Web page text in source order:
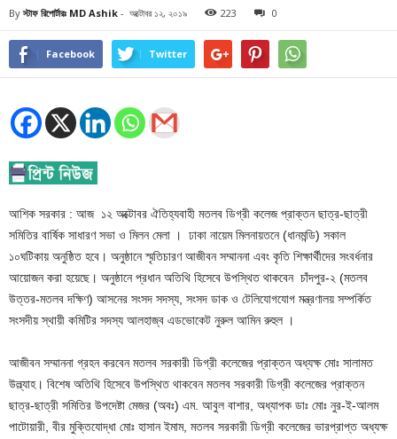
By স্টাফ রিপোর্টারঃ MD Ashik - অক্টোবর ১২, ২০১৯ 223 0
Facebook Twitter
আশিক সরকার : আজ ১২ অক্টোবর ঐতিহ্যবাহী মতলব ডিগ্রী কলেজ প্রাক্তন ছাত্র-ছাত্রী
সমিতির বার্ষিক সাধারণ সভা ও মিলন মেলা । ঢাকা নায়েম মিলনায়তনে (ধানমন্ডি) সকাল
১০ঘটিকায় অনুষ্ঠিত হবে। অনুষ্ঠানে স্মৃতিচারণ আজীবন সম্মাননা এবং কৃতি শিক্ষার্থীদের সংবর্ধনার
আয়োজন করা হয়েছে। অনুষ্ঠানে প্রধান অতিথি হিসেবে উপস্থিত থাকবেন চাঁদপুর-২ (মতলব
উত্তর-মতলব দক্ষিণ) আসনের সংসদ সদস্য, সংসদ ডাক ও টেলিযোগযোগ মন্ত্রণালয় সম্পর্কিত
সংসদীয় স্থায়ী কমিটির সদস্য আলহাজ্ব এডভোকেট নুরুল আমিন রুহুল ।
আজীবন সম্মাননা গ্রহন করবেন মতলব সরকারী ডিগ্রী কলেজের প্রাক্তন অধ্যক্ষ মোঃ সালামত
উল্ল্যাহ। বিশেষ অতিথি হিসেবে উপস্থিত থাকবেন মতলব সরকারী ডিগ্রী কলেজের প্রাক্তন
ছাত্র-ছাত্রী সমিতির উপদেষ্টা মেজর (অবঃ) এম. আবুল বাশার, অধ্যাপক ডাঃ মোঃ নুর-ই-আলম
পাটোয়ারী, বীর মুক্তিযোদ্ধা মোঃ হাসান ইমাম, মতলব সরকারী ডিগ্রী কলেজের ভারপ্রাপ্ত অধ্যক্ষ